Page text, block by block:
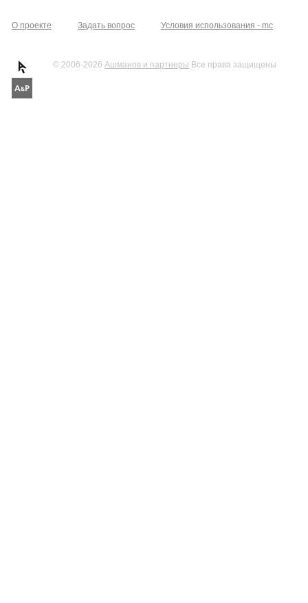
О проекте Задать вопрос Условия использования - mc
© 2006-2026 Ашманов и партнеры Все права защищены